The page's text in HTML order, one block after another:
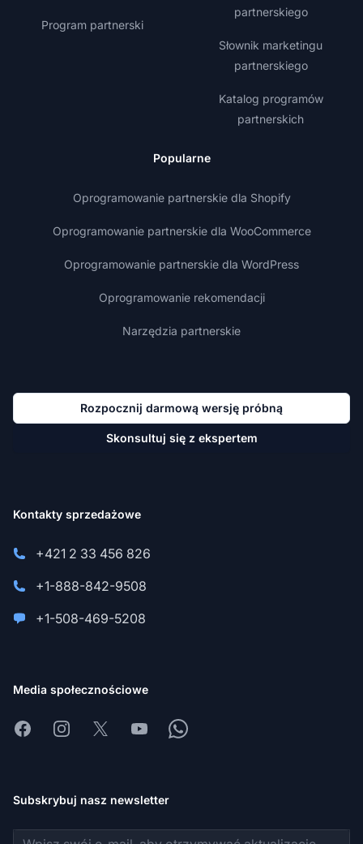
Program partnerski
partnerskiego
Słownik marketingu
partnerskiego
Katalog programów
partnerskich
Popularne
Oprogramowanie partnerskie dla Shopify
Oprogramowanie partnerskie dla WooCommerce
Oprogramowanie partnerskie dla WordPress
Oprogramowanie rekomendacji
Narzędzia partnerskie
Rozpocznij darmową wersję próbną
Skonsultuj się z ekspertem
Kontakty sprzedażowe
+421 2 33 456 826
+1-888-842-9508
+1-508-469-5208
Media społecznościowe
FacebookInstagram
X YoutubeWhatsapp
Subskrybuj nasz newsletter
Adres e-mail